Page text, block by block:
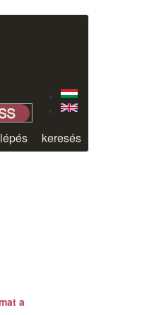
keresés
a